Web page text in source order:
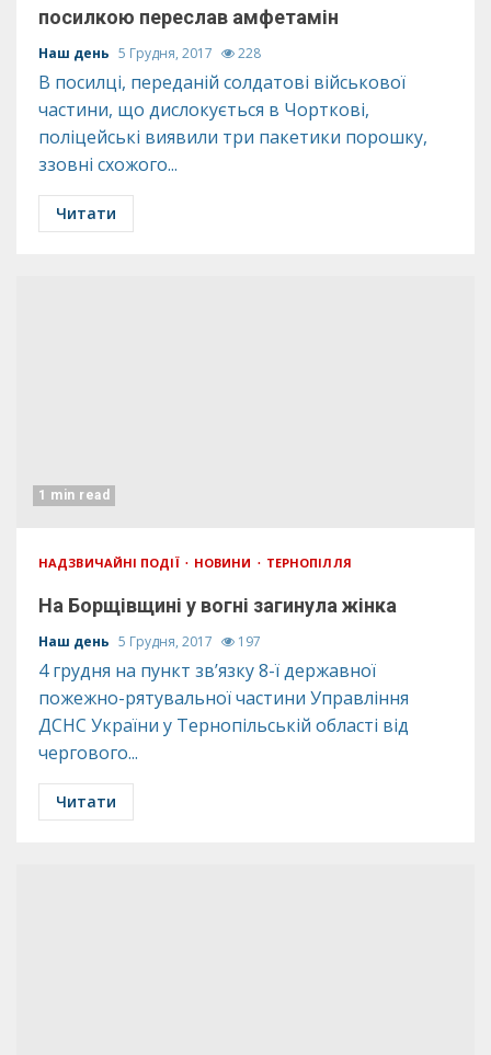
посилкою переслав амфетамін
Наш день 5 Грудня, 2017 228
В посилці, переданій солдатові військової
частини, що дислокується в Чорткові,
поліцейські виявили три пакетики порошку,
ззовні схожого...
Читати
1 min read
НАДЗВИЧАЙНІ ПОДІЇ НОВИНИ ТЕРНОПІЛЛЯ
На Борщівщині у вогні загинула жінка
Наш день 5 Грудня, 2017 197
4 грудня на пункт зв’язку 8-ї державної
пожежно-рятувальної частини Управління
ДСНС України у Тернопільській області від
чергового...
Читати